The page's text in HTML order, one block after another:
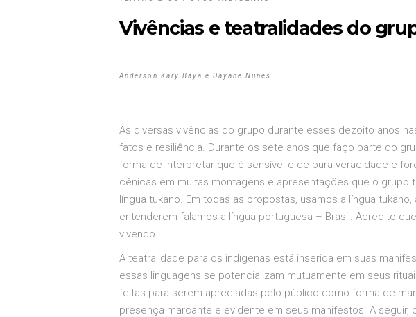
Vivências e teatralidades do
Anderson Kary Báya e Dayane Nunes
As diversas vivências do grupo durante esses dezoito anos
fatos e resiliência. Durante os sete anos que faço parte do
forma de interpretar que é sensível e de pura veracidade e
cênicas em muitas montagens e apresentações que o
língua tukano. Em todas as propostas, usamos a língua
entenderem falamos a língua portuguesa – Brasil. Acredito
vivendo.
A teatralidade para os indígenas está inserida em suas
essas linguagens se potencializam mutuamente em seus
feitas para serem apreciadas pelo público como forma de
presença marcante e evidente em seus manifestos. A